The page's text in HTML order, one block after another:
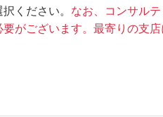
ください。 なお、コンサル
がございます。最寄りの支